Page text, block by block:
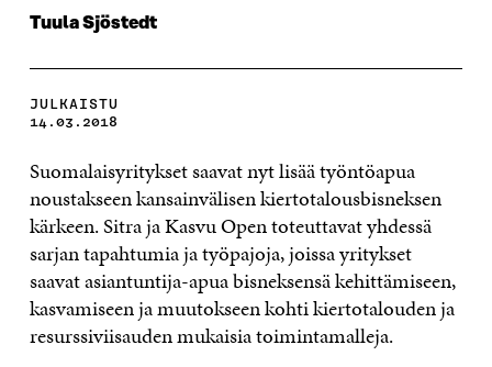
Tuula Sjöstedt
JULKAISTU
14.03.2018
Suomalaisyritykset saavat nyt lisää työntöapua
noustakseen kansainvälisen kiertotalousbisneksen
kärkeen. Sitra ja Kasvu Open toteuttavat yhdessä
sarjan tapahtumia ja työpajoja, joissa yritykset
saavat asiantuntija-apua bisneksensä kehittämiseen,
kasvamiseen ja muutokseen kohti kiertotalouden ja
resurssiviisauden mukaisia toimintamalleja.